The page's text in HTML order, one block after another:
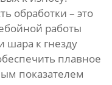
обработки – это
работы
шара к гнезду
плавное
показателем